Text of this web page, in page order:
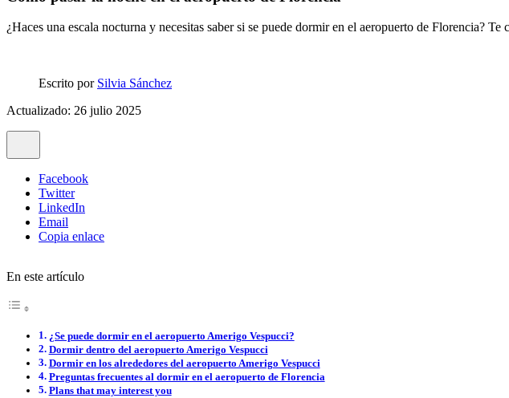
¿Haces una escala nocturna y necesitas saber si se puede dormir en el aeropuerto de Florencia? Te
Escrito por Silvia Sánchez
Actualizado: 26 julio 2025
Facebook
Twitter
LinkedIn
Email
Copia enlace
En este artículo
¿Se puede dormir en el aeropuerto Amerigo Vespucci?
Dormir dentro del aeropuerto Amerigo Vespucci
Dormir en los alrededores del aeropuerto Amerigo Vespucci
Preguntas frecuentes al dormir en el aeropuerto de Florencia
Plans that may interest you